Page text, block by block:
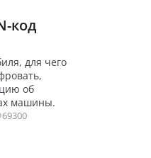
код
для чего
об
машины.
69300